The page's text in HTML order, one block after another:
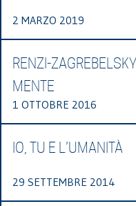
2 MARZO 2019
RENZI-
MENTE
1 OTTOBRE 2016
IO, TU E L’UMANITÀ
29 SETTEMBRE 2014